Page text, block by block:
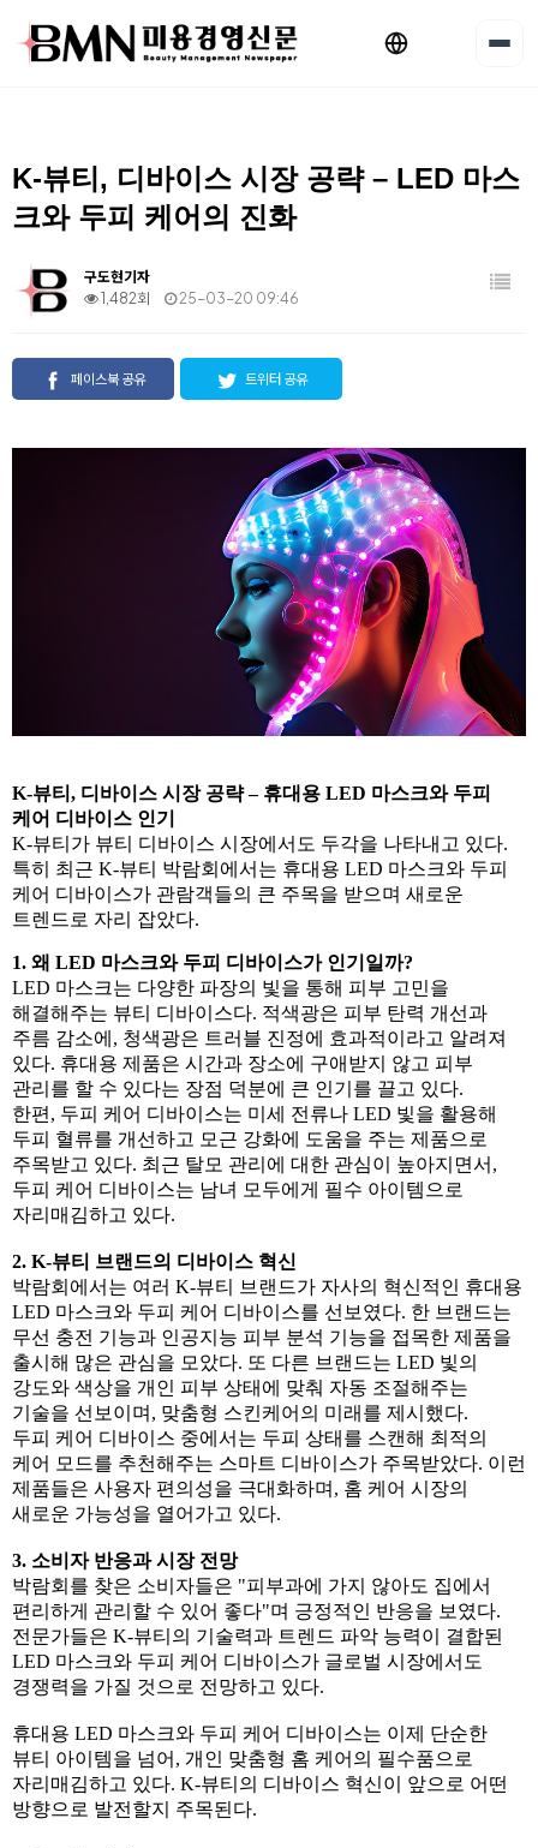
K-뷰티, 디바이스 시장 공략 – LED 마스
크와 두피 케어의 진화
구도현기자
1,482회
25-03-20 09:46
페이스북 공유 트위터 공유
K-뷰티, 디바이스 시장 공략 – 휴대용 LED 마스크와 두피
케어 디바이스 인기
K-뷰티가 뷰티 디바이스 시장에서도 두각을 나타내고 있다.
특히 최근 K-뷰티 박람회에서는 휴대용 LED 마스크와 두피
케어 디바이스가 관람객들의 큰 주목을 받으며 새로운
트렌드로 자리 잡았다.
1. 왜 LED 마스크와 두피 디바이스가 인기일까?
LED 마스크는 다양한 파장의 빛을 통해 피부 고민을
해결해주는 뷰티 디바이스다. 적색광은 피부 탄력 개선과
주름 감소에, 청색광은 트러블 진정에 효과적이라고 알려져
있다. 휴대용 제품은 시간과 장소에 구애받지 않고 피부
관리를 할 수 있다는 장점 덕분에 큰 인기를 끌고 있다.
한편, 두피 케어 디바이스는 미세 전류나 LED 빛을 활용해
두피 혈류를 개선하고 모근 강화에 도움을 주는 제품으로
주목받고 있다. 최근 탈모 관리에 대한 관심이 높아지면서,
두피 케어 디바이스는 남녀 모두에게 필수 아이템으로
자리매김하고 있다.
2. K-뷰티 브랜드의 디바이스 혁신
박람회에서는 여러 K-뷰티 브랜드가 자사의 혁신적인 휴대용
LED 마스크와 두피 케어 디바이스를 선보였다. 한 브랜드는
무선 충전 기능과 인공지능 피부 분석 기능을 접목한 제품을
출시해 많은 관심을 모았다. 또 다른 브랜드는 LED 빛의
강도와 색상을 개인 피부 상태에 맞춰 자동 조절해주는
기술을 선보이며, 맞춤형 스킨케어의 미래를 제시했다.
두피 케어 디바이스 중에서는 두피 상태를 스캔해 최적의
케어 모드를 추천해주는 스마트 디바이스가 주목받았다. 이런
제품들은 사용자 편의성을 극대화하며, 홈 케어 시장의
새로운 가능성을 열어가고 있다.
3. 소비자 반응과 시장 전망
박람회를 찾은 소비자들은 "피부과에 가지 않아도 집에서
편리하게 관리할 수 있어 좋다"며 긍정적인 반응을 보였다.
전문가들은 K-뷰티의 기술력과 트렌드 파악 능력이 결합된
LED 마스크와 두피 케어 디바이스가 글로벌 시장에서도
경쟁력을 가질 것으로 전망하고 있다.
휴대용 LED 마스크와 두피 케어 디바이스는 이제 단순한
뷰티 아이템을 넘어, 개인 맞춤형 홈 케어의 필수품으로
자리매김하고 있다. K-뷰티의 디바이스 혁신이 앞으로 어떤
방향으로 발전할지 주목된다.